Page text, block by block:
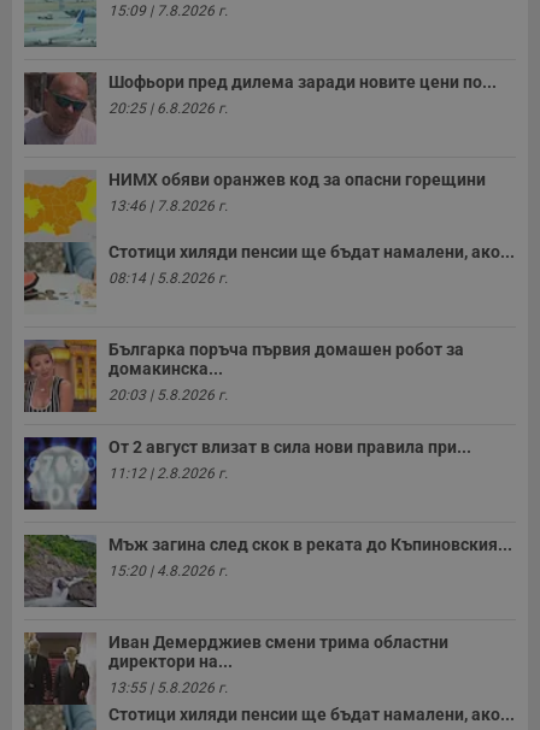
15:09 | 7.8.2026 г.
Шофьори пред дилема заради новите цени по...
20:25 | 6.8.2026 г.
НИМХ обяви оранжев код за опасни горещини
13:46 | 7.8.2026 г.
Стотици хиляди пенсии ще бъдат намалени, ако...
08:14 | 5.8.2026 г.
Българка поръча първия домашен робот за
домакинска...
20:03 | 5.8.2026 г.
От 2 август влизат в сила нови правила при...
11:12 | 2.8.2026 г.
Мъж загина след скок в реката до Къпиновския...
15:20 | 4.8.2026 г.
Иван Демерджиев смени трима областни
директори на...
13:55 | 5.8.2026 г.
Стотици хиляди пенсии ще бъдат намалени, ако...